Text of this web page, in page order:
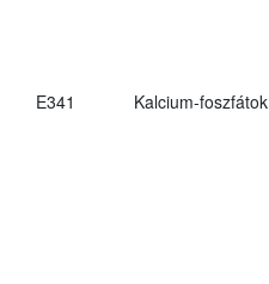
E341 Kalcium-foszfátok